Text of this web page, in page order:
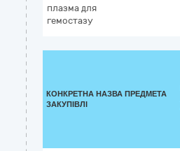
плазма для
гемостазу
КОНКРЕТНА НАЗВА ПРЕДМЕТА
ЗАКУПІВЛІ